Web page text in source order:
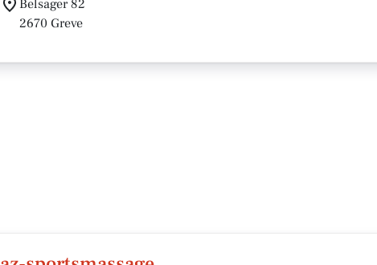
Belsager 82
2670 Greve